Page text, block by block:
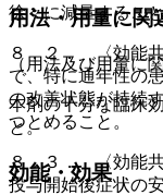
徐々に減量するこ
８．２． 〈効能
で、特に通年性の
の改善状態が持続
つとめること。
８．３． 〈効能共
投与開始後症状の
用法・用量に関
（用法及び用量に
本剤の十分な臨床
と。
効能・効果